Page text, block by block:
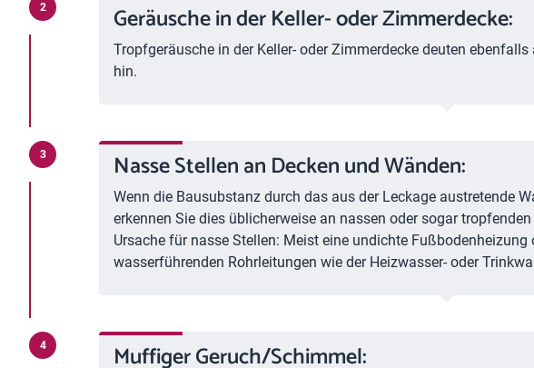
Geräusche in der Keller- oder Zimmerdecke:
Tropfgeräusche in der Keller- oder Zimmerdecke deuten
hin.
Nasse Stellen an Decken und Wänden:
Wenn die Bausubstanz durch das aus der Leckage austretende
erkennen Sie dies üblicherweise an nassen oder sogar
Ursache für nasse Stellen: Meist eine undichte Fußbodenheizung
wasserführenden Rohrleitungen wie der Heizwasser- oder
Muffiger Geruch/Schimmel: